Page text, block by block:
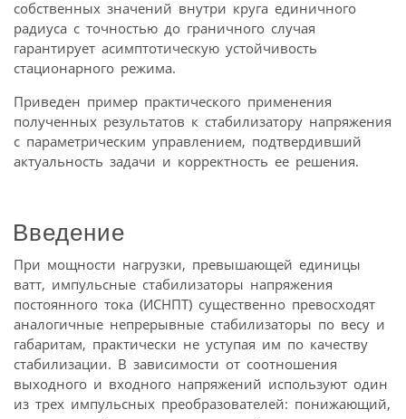
собственных значений внутри круга единичного
радиуса с точностью до граничного случая
гарантирует асимптотическую устойчивость
стационарного режима.
Приведен пример практического применения
полученных результатов к стабилизатору напряжения
с параметрическим управлением, подтвердивший
актуальность задачи и корректность ее решения.
Введение
При мощности нагрузки, превышающей единицы
ватт, импульсные стабилизаторы напряжения
постоянного тока (ИСНПТ) существенно превосходят
аналогичные непрерывные стабилизаторы по весу и
габаритам, практически не уступая им по качеству
стабилизации. В зависимости от соотношения
выходного и входного напряжений используют один
из трех импульсных преобразователей: понижающий,